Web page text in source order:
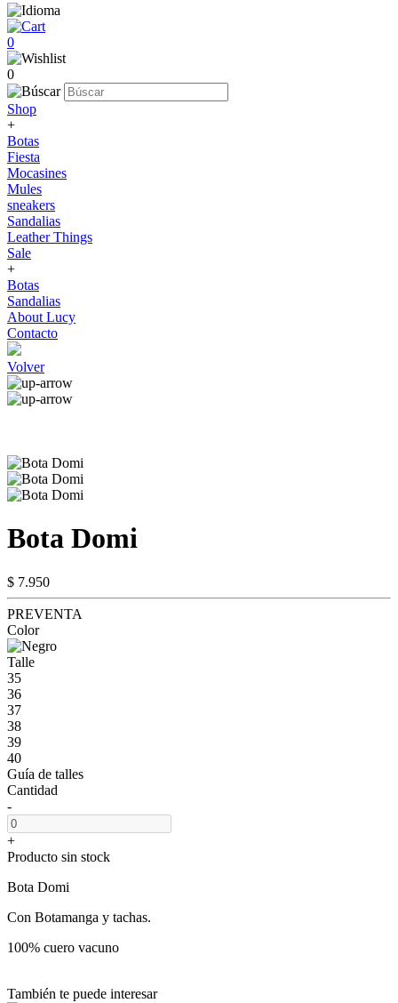
0
0
Shop
+
Botas
Fiesta
Mocasines
Mules
sneakers
Sandalias
Leather Things
Sale
+
Botas
Sandalias
About Lucy
Contacto
Volver
Bota Domi
$ 7.950
PREVENTA
Color
Talle
35
36
37
38
39
40
Guía de talles
Cantidad
-
+
Producto sin stock
Bota Domi
Con Botamanga y tachas.
100% cuero vacuno
También te puede interesar